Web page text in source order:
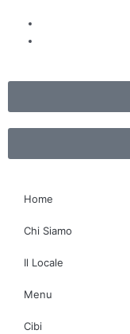
Home
Chi Siamo
Il Locale
Menu
Cibi